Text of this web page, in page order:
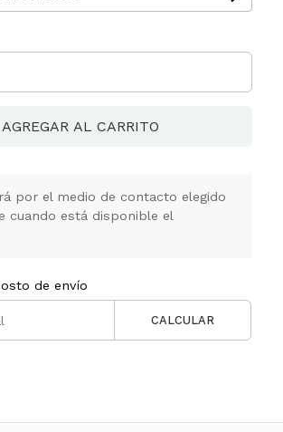
AGREGAR AL CARRITO
por el medio de contacto elegido
cuando está disponible el
de envío
CALCULAR